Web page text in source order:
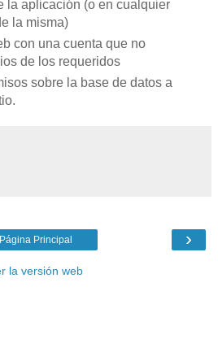
la aplicación (o en cualquier
la misma)
con una cuenta que no
de los requeridos
sobre la base de datos a
›
Página Principal
la versión web